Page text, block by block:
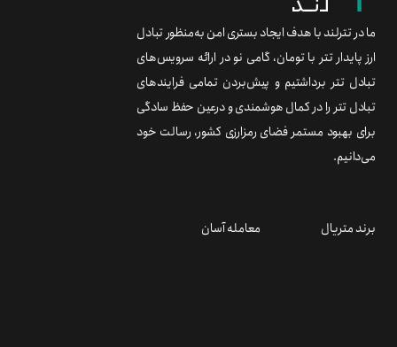
ما در تترلند با هدف ایجاد بستری امن به‌منظور تبادل
ارز پایدار تتر با تومان، گامی نو در ارائه سرویس‌های
تبادل تتر برداشتیم و پیش‌بردن تمامی فرایندهای
تبادل تتر را در کمال هوشمندی و درعین حفظ سادگی
برای بهبود مستمر فضای رمزارزی کشور، رسالت خود
می‌دانیم.
برند متریال معامله آسان